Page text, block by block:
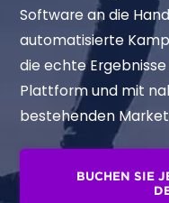
Software an die
automatisierte
die echte
Plattform und mit
bestehenden
BUCHEN SIE